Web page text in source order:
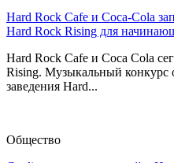
Hard Rock Cafe и Coca-Cola
Hard Rock Rising для
Hard Rock Cafe и Coca Cola
Rising. Музыкальный конкурс
заведения Hard...
Общество